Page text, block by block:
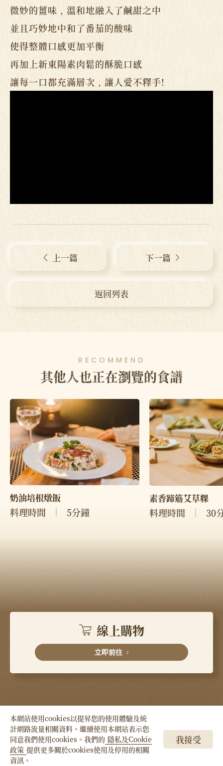
微妙的薑味，溫和地融入了鹹甜之中
並且巧妙地中和了番茄的酸味
使得整體口感更加平衡
再加上新東陽素肉鬆的酥脆口感
讓每一口都充滿層次，讓人愛不釋手!
上一篇
返回列表
下一篇
RECOMMEND
其他人也正在瀏覽的食譜
奶油培根燉飯
料理時間 5分鐘
素香蹄筋艾草粿
料理時間 30
線上購物
立即前往
Copyright © HSIN TUNG YANG Co., LTD. All
Right Reserved.
本網站使用cookies以提昇您的使用體驗及統
計網路流量相關資料。繼續使用本網站表示您
同意我們使用cookies。我們的 隱私及Cookie
政策 提供更多關於cookies使用及停用的相關
資訊。
我接受